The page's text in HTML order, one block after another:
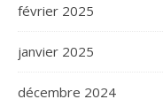
février 2025
janvier 2025
décembre 2024